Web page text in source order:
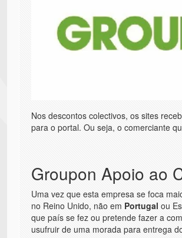
Nos descontos colectivos, os sites
para o portal. Ou seja, o comerciante
Groupon Apoio ao
Uma vez que esta empresa se foca
no Reino Unido, não em Portugal ou
que país se fez ou pretende fazer a
usufruir de uma morada para entrega